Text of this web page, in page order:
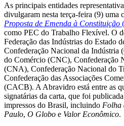
As principais entidades
divulgaram nesta terça-feira (9) uma
Proposta de Emenda à Constituição (
como PEC do Trabalho Flexível. O
Federação das Indústrias do Estado
Confederação Nacional da Indústria
do Comércio (CNC), Confederação
(CNA), Confederação Nacional do
Confederação das Associações
(CACB). A Abravidro está entre as
signatárias da carta, que foi
impressos do Brasil, incluindo Folha
Paulo, O Globo e Valor Econômico.